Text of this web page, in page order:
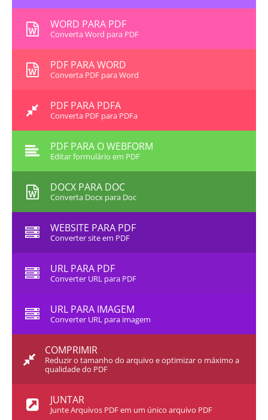
WORD PARA PDF
Converta Word para PDF
PDF PARA WORD
Converta PDF para Word
PDF PARA PDFA
Converta PDF para PDFa
PDF PARA O WEBFORM
Editar formulário em PDF
DOCX PARA DOC
Converta Docx para Doc
WEBSITE PARA PDF
Converter site em PDF
URL PARA PDF
Converter URL para PDF
URL PARA IMAGEM
Converter URL para imagem
COMPRIMIR
Reduzir o tamanho do arquivo e optimizar o máximo a
qualidade do PDF
JUNTAR
Junte Arquivos PDF em um único arquivo PDF